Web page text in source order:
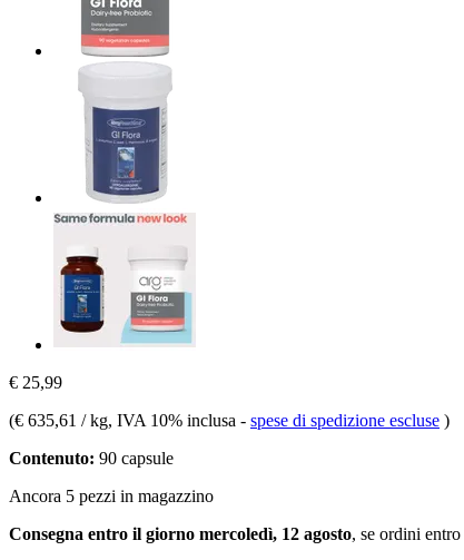
€ 25,99
(€ 635,61 / kg, IVA 10% inclusa - spese di spedizione escluse )
Contenuto: 90 capsule
Ancora 5 pezzi in magazzino
Consegna entro il giorno mercoledì, 12 agosto, se ordini entro